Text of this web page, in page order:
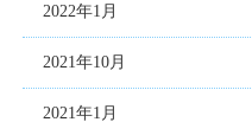
2022年1月
2021年10月
2021年1月